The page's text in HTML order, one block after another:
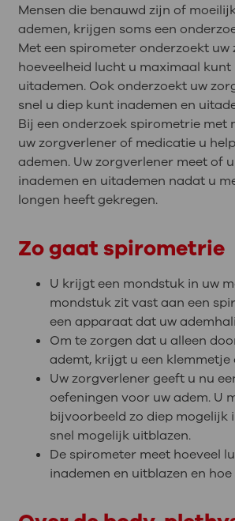
Mensen die benauwd zijn of
ademen, krijgen soms een
Met een spirometer onderzoekt uw
hoeveelheid lucht u maximaal kunt
uitademen. Ook onderzoekt uw
snel u diep kunt inademen en
Bij een onderzoek spirometrie met
uw zorgverlener of medicatie u
ademen. Uw zorgverlener meet of
inademen en uitademen nadat u
longen heeft gekregen.
Zo gaat spirometrie
U krijgt een mondstuk in uw
mondstuk zit vast aan een
een apparaat dat uw
Om te zorgen dat u alleen
ademt, krijgt u een klemmetje
Uw zorgverlener geeft u nu
oefeningen voor uw adem. U
bijvoorbeeld zo diep mogelijk
snel mogelijk uitblazen.
De spirometer meet hoeveel
inademen en uitblazen en